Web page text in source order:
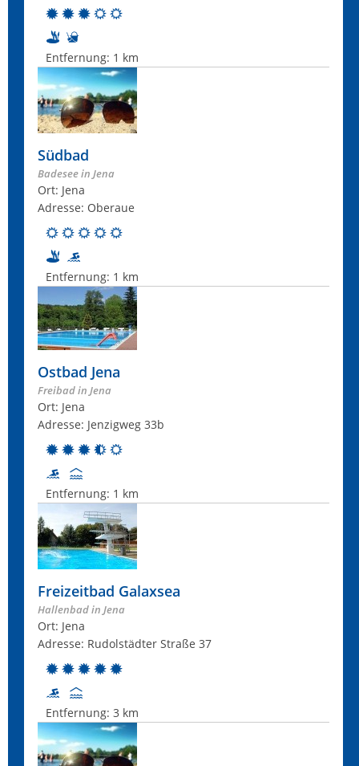
Entfernung: 1 km
Südbad
Badesee in Jena
Ort: Jena
Adresse: Oberaue
Entfernung: 1 km
Ostbad Jena
Freibad in Jena
Ort: Jena
Adresse: Jenzigweg 33b
Entfernung: 1 km
Freizeitbad Galaxsea
Hallenbad in Jena
Ort: Jena
Adresse: Rudolstädter Straße 37
Entfernung: 3 km